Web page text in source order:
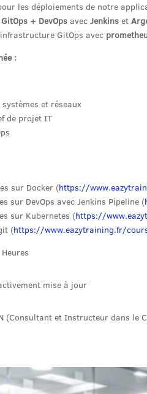
les déploiements de notre
GitOps + DevOps avec Jenkins et
GitOps avec
:
et réseaux
de projet IT
sur Docker (https://
sur DevOps avec Jenkins Pipeline (
sur Kubernetes (https://
(https://www.eazytraining.fr/
mise à jour
(Consultant et Instructeur dans le